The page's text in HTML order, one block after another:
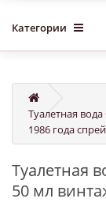
Категории
Туалетная
1986 года спрей
Туалетная
50 мл